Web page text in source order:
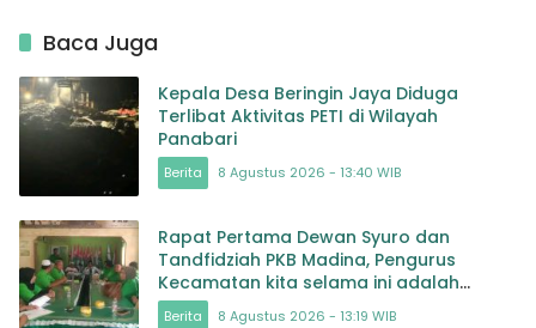
Baca Juga
Kepala Desa Beringin Jaya Diduga
Terlibat Aktivitas PETI di Wilayah
Panabari
Berita 8 Agustus 2026 - 13:40 WIB
Rapat Pertama Dewan Syuro dan
Tandfidziah PKB Madina, Pengurus
Kecamatan kita selama ini adalah
Tokoh
Berita 8 Agustus 2026 - 13:19 WIB